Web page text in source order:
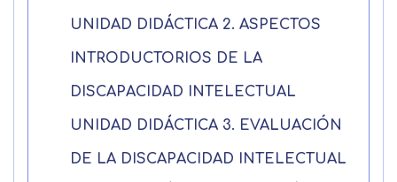
UNIDAD DIDÁCTICA 2. ASPECTOS
INTRODUCTORIOS DE LA
DISCAPACIDAD INTELECTUAL
UNIDAD DIDÁCTICA 3. EVALUACIÓN
DE LA DISCAPACIDAD INTELECTUAL
Solicitar
información
Mail
Telefono
Email
Mensaje
preferencia de
privacidad